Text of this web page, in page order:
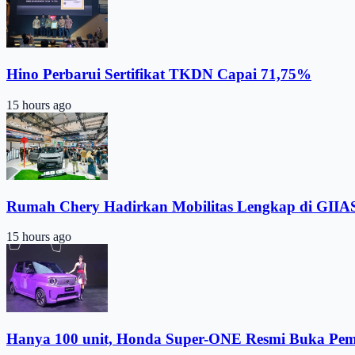
Hino Perbarui Sertifikat TKDN Capai 71,75%
15 hours ago
Rumah Chery Hadirkan Mobilitas Lengkap di
15 hours ago
Hanya 100 unit, Honda Super-ONE Resmi Buka